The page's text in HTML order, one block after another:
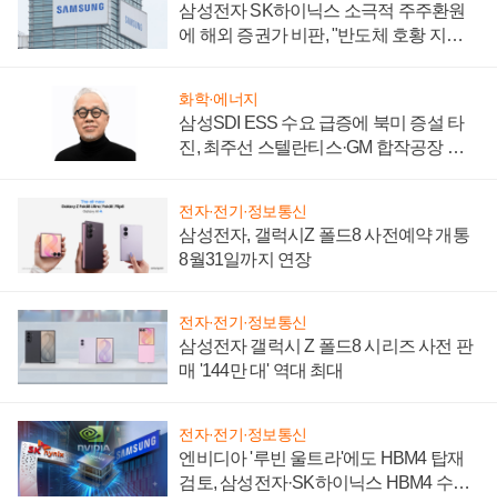
삼성전자 SK하이닉스 소극적 주주환원
에 해외 증권가 비판, "반도체 호황 지속
화학·에너지
삼성SDI ESS 수요 급증에 북미 증설 타
진, 최주선 스텔란티스·GM 합작공장 건
전자·전기·정보통신
삼성전자, 갤럭시Z 폴드8 사전예약 개통
8월31일까지 연장
전자·전기·정보통신
삼성전자 갤럭시 Z 폴드8 시리즈 사전 판
매 '144만 대' 역대 최대
전자·전기·정보통신
엔비디아 '루빈 울트라'에도 HBM4 탑재
검토, 삼성전자·SK하이닉스 HBM4 수율